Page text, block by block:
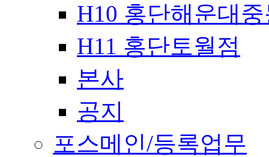
H10 홍단해운대
H11 홍단토월점
본사
공지
포스메인/등록업무